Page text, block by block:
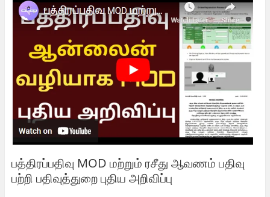
பத்திரப்பதிவு MOD மற்றும் ரசீது ஆவணம் பதிவு
பற்றி பதிவுத்துறை புதிய அறிவிப்பு